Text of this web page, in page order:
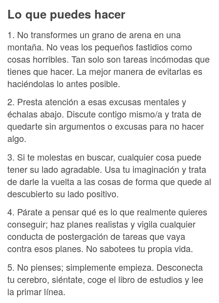
Lo que puedes hacer
1. No transformes un grano de arena en una
montaña. No veas los pequeños fastidios como
cosas horribles. Tan solo son tareas incómodas que
tienes que hacer. La mejor manera de evitarlas es
haciéndolas lo antes posible.
2. Presta atención a esas excusas mentales y
échalas abajo. Discute contigo mismo/a y trata de
quedarte sin argumentos o excusas para no hacer
algo.
3. Si te molestas en buscar, cualquier cosa puede
tener su lado agradable. Usa tu imaginación y trata
de darle la vuelta a las cosas de forma que quede al
descubierto su lado positivo.
4. Párate a pensar qué es lo que realmente quieres
conseguir; haz planes realistas y vigila cualquier
conducta de postergación de tareas que vaya
contra esos planes. No sabotees tu propia vida.
5. No pienses; simplemente empieza. Desconecta
tu cerebro, siéntate, coge el libro de estudios y lee
la primar línea.